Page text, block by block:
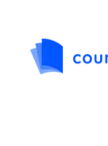
contenu